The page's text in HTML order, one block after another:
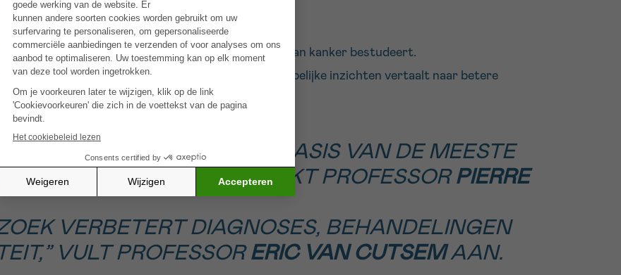
twee complementaire pijlers
onderzoek
, dat de biologische mechanismen van kanker bestudeert.
bestemd voorklinisch onderzoek
, dat wetenschappelijke inzichten vertaalt naar betere
LIGT AAN DE BASIS VAN DE MEESTE
BENADRUKT PROFESSOR PIERRE
VERBETERT DIAGNOSES, BEHANDELINGEN
VULT PROFESSOR ERIC VAN CUTSEMAAN.